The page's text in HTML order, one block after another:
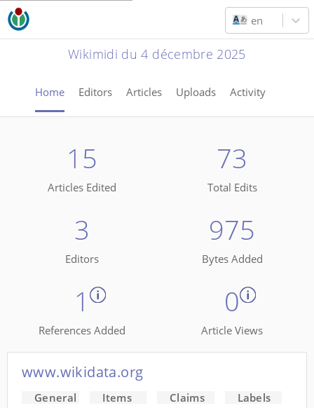
en
Wikimidi du 4 décembre 2025
Home Editors Articles Uploads Activity
15
Articles Edited
73
Total Edits
3
Editors
975
Bytes Added
1
References Added
0
Article Views
www.wikidata.org
General Items Claims Labels